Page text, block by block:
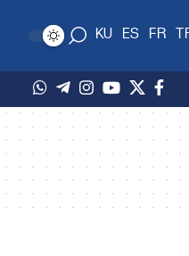
FR
ES
KU